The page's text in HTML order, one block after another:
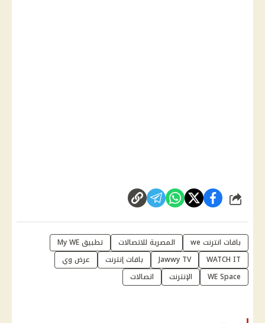
شارك
باقات انترنت we المصرية للاتصالات
تطبيق My WE
WATCH IT
Jawwy TV باقات إنترنت
عرض وي
WE Space
الإنترنت اتصالات